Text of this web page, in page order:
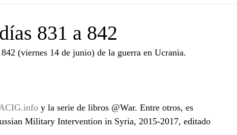
831 a 842
(viernes 14 de junio) de la guerra en Ucrania.
y la serie de libros @War. Entre otros, es
Military Intervention in Syria, 2015-2017, editado